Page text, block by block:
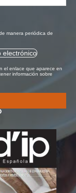
manera periódica de
electrónico
el enlace que aparece en
información sobre